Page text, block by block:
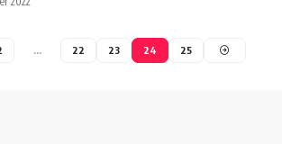
… 22 23 24 25